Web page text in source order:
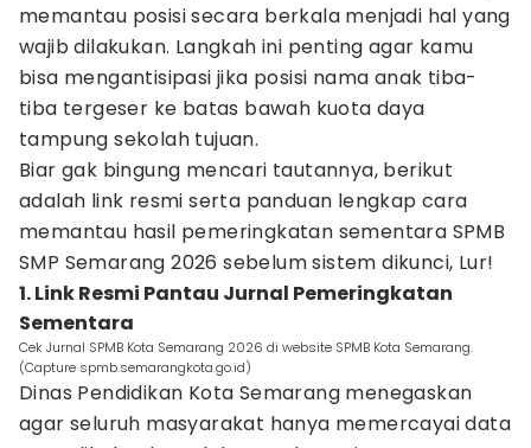
memantau posisi secara berkala menjadi hal yang
wajib dilakukan. Langkah ini penting agar kamu
bisa mengantisipasi jika posisi nama anak tiba-
tiba tergeser ke batas bawah kuota daya
tampung sekolah tujuan.
Biar gak bingung mencari tautannya, berikut
adalah link resmi serta panduan lengkap cara
memantau hasil pemeringkatan sementara SPMB
SMP Semarang 2026 sebelum sistem dikunci, Lur!
1. Link Resmi Pantau Jurnal Pemeringkatan
Sementara
Cek Jurnal SPMB Kota Semarang 2026 di website SPMB Kota Semarang.
(Capture spmb.semarangkota.go.id)
Dinas Pendidikan Kota Semarang menegaskan
agar seluruh masyarakat hanya memercayai data